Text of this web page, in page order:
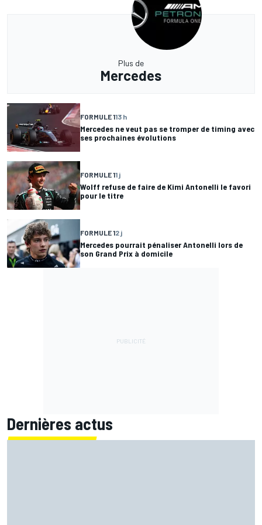
Plus de
Mercedes
FORMULE 113 h
Mercedes ne veut pas se tromper de timing avec
ses prochaines évolutions
FORMULE 11 j
Wolff refuse de faire de Kimi Antonelli le favori
pour le titre
FORMULE 12 j
Mercedes pourrait pénaliser Antonelli lors de
son Grand Prix à domicile
Dernières actus